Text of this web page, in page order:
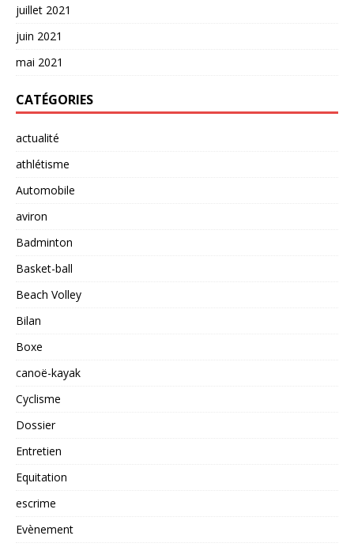
juillet 2021
juin 2021
mai 2021
CATÉGORIES
actualité
athlétisme
Automobile
aviron
Badminton
Basket-ball
Beach Volley
Bilan
Boxe
canoë-kayak
Cyclisme
Dossier
Entretien
Equitation
escrime
Evènement